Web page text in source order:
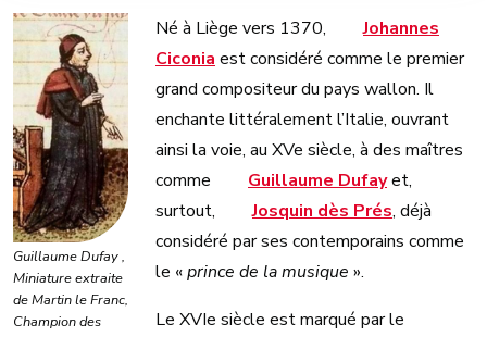
Guillaume Dufay ,
Miniature extraite
de Martin le Franc,
Champion des
Né à Liège vers 1370,
Johannes
Ciconia est considéré comme le premier
grand compositeur du pays wallon. Il
enchante littéralement l’Italie, ouvrant
ainsi la voie, au XVe siècle, à des maîtres
comme
Guillaume Dufayet,
surtout,
Josquin dès Prés, déjà
considéré par ses contemporains comme
le «prince de la musique ».
Le XVIe siècle est marqué par le